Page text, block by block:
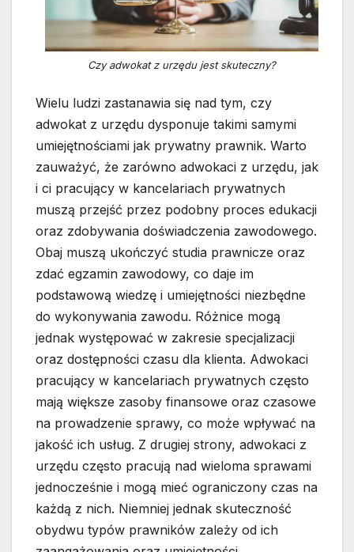
Czy adwokat z urzędu jest skuteczny?
Wielu ludzi zastanawia się nad tym, czy
adwokat z urzędu dysponuje takimi samymi
umiejętnościami jak prywatny prawnik. Warto
zauważyć, że zarówno adwokaci z urzędu, jak
i ci pracujący w kancelariach prywatnych
muszą przejść przez podobny proces edukacji
oraz zdobywania doświadczenia zawodowego.
Obaj muszą ukończyć studia prawnicze oraz
zdać egzamin zawodowy, co daje im
podstawową wiedzę i umiejętności niezbędne
do wykonywania zawodu. Różnice mogą
jednak występować w zakresie specjalizacji
oraz dostępności czasu dla klienta. Adwokaci
pracujący w kancelariach prywatnych często
mają większe zasoby finansowe oraz czasowe
na prowadzenie sprawy, co może wpływać na
jakość ich usług. Z drugiej strony, adwokaci z
urzędu często pracują nad wieloma sprawami
jednocześnie i mogą mieć ograniczony czas na
każdą z nich. Niemniej jednak skuteczność
obydwu typów prawników zależy od ich